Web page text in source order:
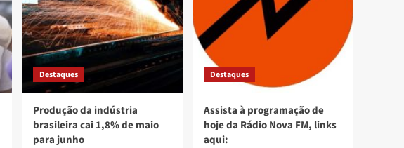
Destaques
Produção da indústria
brasileira cai 1,8% de maio
para junho
Destaques
Assista à programação de
hoje da Rádio Nova FM, links
aqui: